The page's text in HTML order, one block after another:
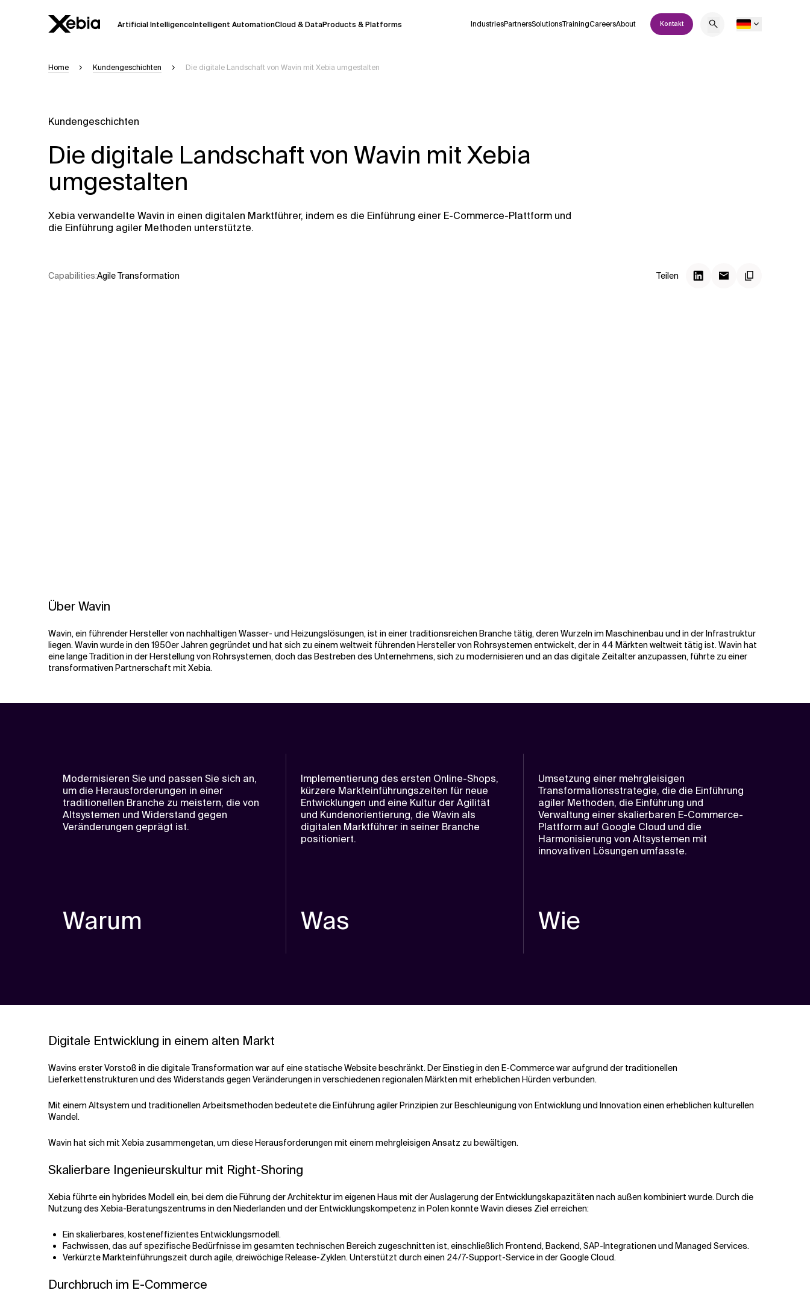
Artificial IntelligenceIntelligent AutomationCloud & DataProducts & Platforms IndustriesPartnersSolutionsTrainingCareersAbout Kontakt
Ai Übersicht
Sekunden dauern. Wir streben nach Genauigkeit, aber gelegentlich können Fehler
Bitte überprüfen Sie wichtige Informationen, bevor Sie Entscheidungen treffen oder
kontaktieren Sie uns direkt.
Home Kundengeschichten Die digitale Landschaft von Wavin mit Xebia umgestalten
Kundengeschichten
Die digitale Landschaft von Wavin mit Xebia
umgestalten
Xebia verwandelte Wavin in einen digitalen Marktführer, indem es die Einführung einer E-Commerce-Plattform und
die Einführung agiler Methoden unterstützte.
Capabilities:Agile Transformation Teilen
Über Wavin
Wavin, ein führender Hersteller von nachhaltigen Wasser- und Heizungslösungen, ist in einer traditionsreichen Branche tätig, deren Wurzeln im Maschinenbau und in der Infrastruktur
liegen. Wavin wurde in den 1950er Jahren gegründet und hat sich zu einem weltweit führenden Hersteller von Rohrsystemen entwickelt, der in 44 Märkten weltweit tätig ist. Wavin hat
eine lange Tradition in der Herstellung von Rohrsystemen, doch das Bestreben des Unternehmens, sich zu modernisieren und an das digitale Zeitalter anzupassen, führte zu einer
transformativen Partnerschaft mit Xebia.
Modernisieren Sie und passen Sie sich an,
um die Herausforderungen in einer
traditionellen Branche zu meistern, die von
Altsystemen und Widerstand gegen
Veränderungen geprägt ist.
Warum
Implementierung des ersten Online-Shops,
kürzere Markteinführungszeiten für neue
Entwicklungen und eine Kultur der Agilität
und Kundenorientierung, die Wavin als
digitalen Marktführer in seiner Branche
positioniert.
Was
Umsetzung einer mehrgleisigen
Transformationsstrategie, die die Einführung
agiler Methoden, die Einführung und
Verwaltung einer skalierbaren E-Commerce-
Plattform auf Google Cloud und die
Harmonisierung von Altsystemen mit
innovativen Lösungen umfasste.
Wie
Digitale Entwicklung in einem alten Markt
Wavins erster Vorstoß in die digitale Transformation war auf eine statische Website beschränkt. Der Einstieg in den E-Commerce war aufgrund der traditionellen
Lieferkettenstrukturen und des Widerstands gegen Veränderungen in verschiedenen regionalen Märkten mit erheblichen Hürden verbunden.
Mit einem Altsystem und traditionellen Arbeitsmethoden bedeutete die Einführung agiler Prinzipien zur Beschleunigung von Entwicklung und Innovation einen erheblichen kulturellen
Wandel.
Wavin hat sich mit Xebia zusammengetan, um diese Herausforderungen mit einem mehrgleisigen Ansatz zu bewältigen.
Skalierbare Ingenieurskultur mit Right-Shoring
Xebia führte ein hybrides Modell ein, bei dem die Führung der Architektur im eigenen Haus mit der Auslagerung der Entwicklungskapazitäten nach außen kombiniert wurde. Durch die
Nutzung des Xebia-Beratungszentrums in den Niederlanden und der Entwicklungskompetenz in Polen konnte Wavin dieses Ziel erreichen:
Ein skalierbares, kosteneffizientes Entwicklungsmodell.
Fachwissen, das auf spezifische Bedürfnisse im gesamten technischen Bereich zugeschnitten ist, einschließlich Frontend, Backend, SAP-Integrationen und Managed Services.
Verkürzte Markteinführungszeit durch agile, dreiwöchige Release-Zyklen. Unterstützt durch einen 24/7-Support-Service in der Google Cloud.
Durchbruch im E-Commerce